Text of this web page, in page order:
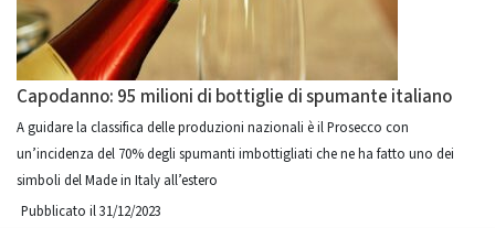
Capodanno: 95 milioni di bottiglie di spumante italiano
A guidare la classifica delle produzioni nazionali è il Prosecco con
un’incidenza del 70% degli spumanti imbottigliati che ne ha fatto uno dei
simboli del Made in Italy all’estero
Pubblicato il 31/12/2023